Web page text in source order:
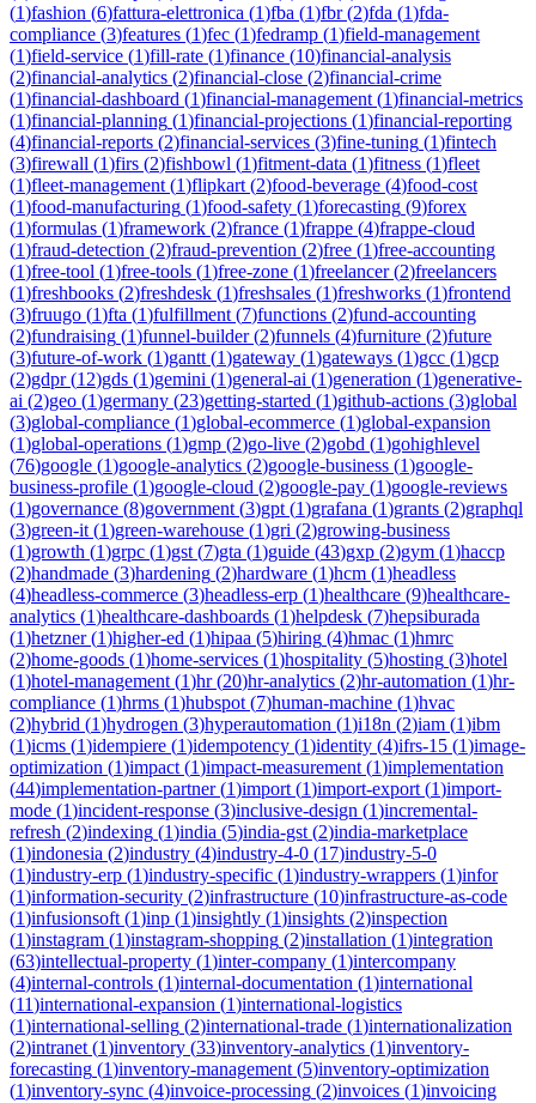
(1)fashion (6)fattura-elettronica (1)fba (1)fbr(2)fda (1)fda-
compliance (3)features (1)fec (1)fedramp (1)field-management
(1)field-service (1)fill-rate (1)finance (10)financial-analysis
(2)financial-analytics (2)financial-close (2)financial-crime
(1)financial-dashboard (1)financial-management (1)financial-metrics
(1)financial-planning (1)financial-projections (1)financial-reporting
(4)financial-reports (2)financial-services (3)fine-tuning (1)fintech
(3)firewall (1)firs (2)fishbowl (1)fitment-data (1)fitness (1)fleet
(1)fleet-management (1)flipkart (2)food-beverage (4)food-cost
(1)food-manufacturing (1)food-safety (1)forecasting (9)forex
(1)formulas (1)framework (2)france (1)frappe (4)frappe-cloud
(1)fraud-detection (2)fraud-prevention (2)free (1)free-accounting
(1)free-tool (1)free-tools (1)free-zone (1)freelancer(2)freelancers
(1)freshbooks (2)freshdesk (1)freshsales (1)freshworks (1)frontend
(3)fruugo (1)fta (1)fulfillment (7)functions (2)fund-accounting
(2)fundraising (1)funnel-builder(2)funnels (4)furniture (2)future
(3)future-of-work (1)gantt (1)gateway (1)gateways (1)gcc (1)gcp
(2)gdpr(12)gds (1)gemini (1)general-ai (1)generation (1)generative-
ai (2)geo (1)germany (23)getting-started (1)github-actions (3)global
(3)global-compliance (1)global-ecommerce (1)global-expansion
(1)global-operations (1)gmp (2)go-live (2)gobd (1)gohighlevel
(76)google (1)google-analytics (2)google-business (1)google-
business-profile (1)google-cloud (2)google-pay (1)google-reviews
(1)governance (8)government (3)gpt (1)grafana (1)grants (2)graphql
(3)green-it (1)green-warehouse (1)gri (2)growing-business
(1)growth (1)grpc (1)gst (7)gta (1)guide (43)gxp (2)gym (1)haccp
(2)handmade (3)hardening (2)hardware (1)hcm (1)headless
(4)headless-commerce (3)headless-erp (1)healthcare (9)healthcare-
analytics (1)healthcare-dashboards (1)helpdesk (7)hepsiburada
(1)hetzner(1)higher-ed (1)hipaa (5)hiring (4)hmac (1)hmrc
(2)home-goods (1)home-services (1)hospitality (5)hosting (3)hotel
(1)hotel-management (1)hr(20)hr-analytics (2)hr-automation (1)hr-
compliance (1)hrms (1)hubspot (7)human-machine (1)hvac
(2)hybrid (1)hydrogen (3)hyperautomation (1)i18n (2)iam (1)ibm
(1)icms (1)idempiere (1)idempotency (1)identity (4)ifrs-15 (1)image-
optimization (1)impact (1)impact-measurement (1)implementation
(44)implementation-partner(1)import (1)import-export (1)import-
mode (1)incident-response (3)inclusive-design (1)incremental-
refresh (2)indexing (1)india (5)india-gst (2)india-marketplace
(1)indonesia (2)industry (4)industry-4-0 (17)industry-5-0
(1)industry-erp (1)industry-specific (1)industry-wrappers (1)infor
(1)information-security (2)infrastructure (10)infrastructure-as-code
(1)infusionsoft (1)inp (1)insightly (1)insights (2)inspection
(1)instagram (1)instagram-shopping (2)installation (1)integration
(63)intellectual-property (1)inter-company (1)intercompany
(4)internal-controls (1)internal-documentation (1)international
(11)international-expansion (1)international-logistics
(1)international-selling (2)international-trade (1)internationalization
(2)intranet (1)inventory (33)inventory-analytics (1)inventory-
forecasting (1)inventory-management (5)inventory-optimization
(1)inventory-sync (4)invoice-processing (2)invoices (1)invoicing